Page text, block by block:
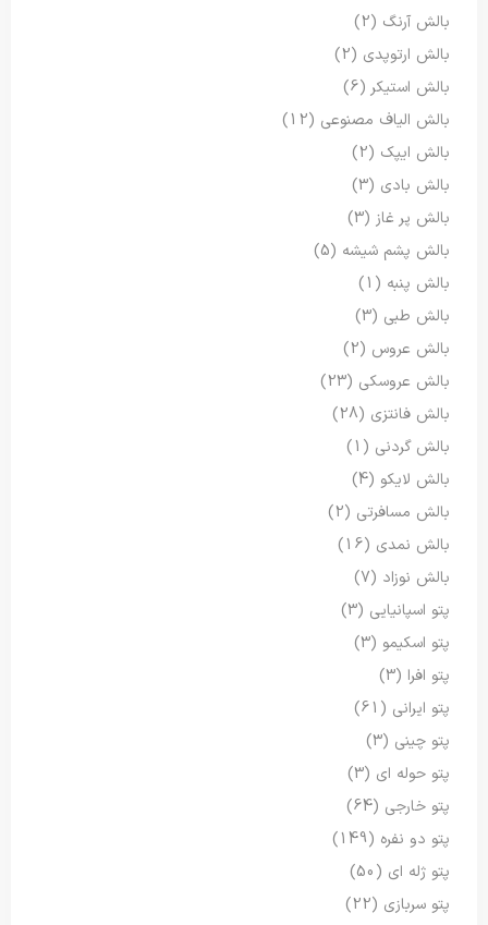
بالش آرنگ (2)
بالش ارتوپدی (2)
بالش استیکر (6)
بالش الیاف مصنوعی (12)
بالش ایپک (2)
بالش بادی (3)
بالش پر غاز (3)
بالش پشم شیشه (5)
بالش پنبه (1)
بالش طبی (3)
بالش عروس (2)
بالش عروسکی (23)
بالش فانتزی (28)
بالش گردنی (1)
بالش لایکو (4)
بالش مسافرتی (2)
بالش نمدی (16)
بالش نوزاد (7)
پتو اسپانیایی (3)
پتو اسکیمو (3)
پتو افرا (3)
پتو ایرانی (61)
پتو چینی (3)
پتو حوله ای (3)
پتو خارجی (64)
پتو دو نفره (149)
پتو ژله ای (50)
پتو سربازی (22)